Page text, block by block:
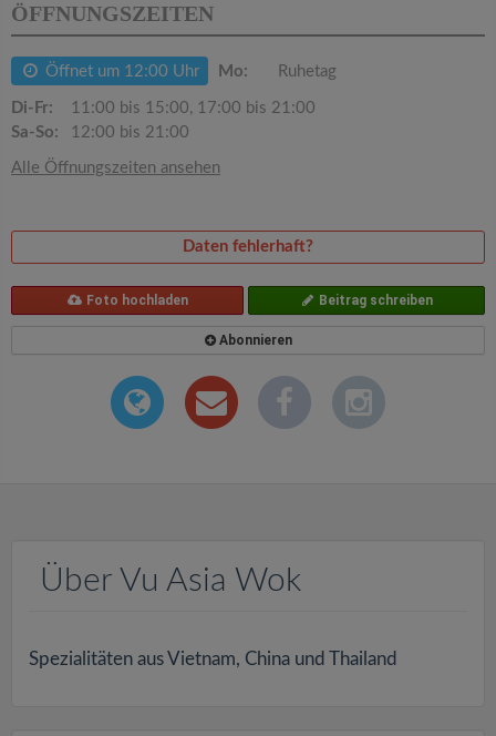
ÖFFNUNGSZEITEN
Öffnet um 12:00 Uhr Mo: Ruhetag
Di-Fr:
11:00 bis 15:00, 17:00 bis 21:00
Sa-So:
12:00 bis 21:00
Alle Öffnungszeiten ansehen
Daten fehlerhaft?
Foto hochladen Beitrag schreiben
Abonnieren
Über Vu Asia Wok
Spezialitäten aus Vietnam, China und Thailand
t
i
o